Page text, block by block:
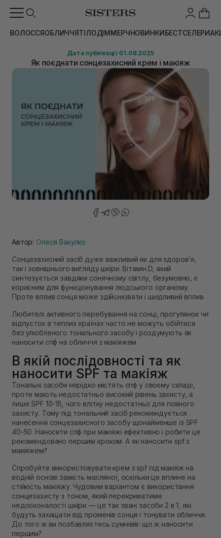
ВОЛОССЯОБЛИЧЧЯТІЛОДІММЕРЧНОВИНКИБЕСТСЕЛЕРИ
Дата публікації 01.08.2025
Як поєднати сонцезахисний крем і макіяж
Автор: Олеся Вакулко
Сонцезахисний засіб дуже важливий як для здоров’я,
так і зовнішнього вигляду шкіри. Вітамін D, який
синтезується завдяки сонячному світлу, безумовно, є
корисним для функціонування людського організму.
Проте вплив сонця може здійснювати і шкідливий вплив.
Любителі активного перебування на сонці, прогулянок чи
відпусток в теплих країнах часто не можуть обійтися
без улюбленого тонального засобу і роздумують як
наносити спф на обличчя з макіяжем.
В якій послідовності та як
наносити SPF та макіяж
Тональні засоби нерідко містять спф у своєму складі,
проте мають недостатньо високий рівень захисту, а
лише SPF 10-15, чого влітку недостатньо для повного
захисту. Тому під тональний засіб рекомендується
нанесення сонцезахисного засобу щонайменше із SPF
40-50. Наносити спф при макіяжі ефективно і робити це
рекомендовано першим кроком. А як наносити spf з
макіяжем?
Спробуйте використовувати крем з spf під макіяж на
водній основі замість масляної, оскільки це вплине на
стійкість макіяжу. Чудовим варіантом є використання
сонцезахисту з тоном, який перекриватиме
недосконалості шкіри — це так звані засоби 2 в 1, які
будуть захищати від променів сонця і тонувати обличчя.
До того ж ви позбавляєтесь сумнівів: що ж наносити
першим?